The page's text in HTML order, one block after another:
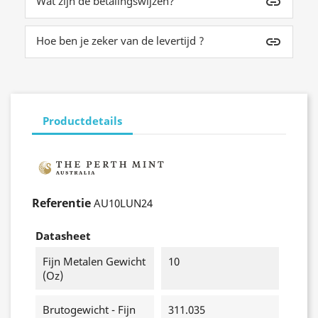
Hoe ben je zeker van de levertijd ? insert_link
Productdetails
Referentie AU10LUN24
Datasheet
Fijn Metalen Gewicht
(oz)
10
Brutogewicht - Fijn
311.035